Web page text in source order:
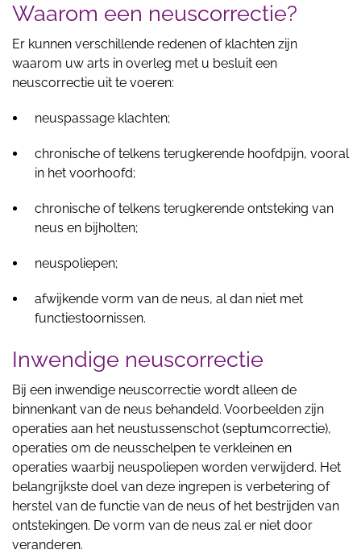
Waarom een neuscorrectie?
Er kunnen verschillende redenen of klachten zijn
waarom uw arts in overleg met u besluit een
neuscorrectie uit te voeren:
neuspassage klachten;
chronische of telkens terugkerende hoofdpijn, vooral
in het voorhoofd;
chronische of telkens terugkerende ontsteking van
neus en bijholten;
neuspoliepen;
afwijkende vorm van de neus, al dan niet met
functiestoornissen.
Inwendige neuscorrectie
Bij een inwendige neuscorrectie wordt alleen de
binnenkant van de neus behandeld. Voorbeelden zijn
operaties aan het neustussenschot (septumcorrectie),
operaties om de neusschelpen te verkleinen en
operaties waarbij neuspoliepen worden verwijderd. Het
belangrijkste doel van deze ingrepen is verbetering of
herstel van de functie van de neus of het bestrijden van
ontstekingen. De vorm van de neus zal er niet door
veranderen.